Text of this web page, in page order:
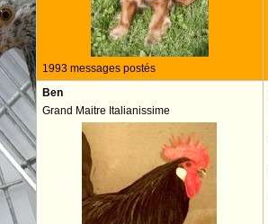
1993 messages postés
Ben
Grand Maitre Italianissime